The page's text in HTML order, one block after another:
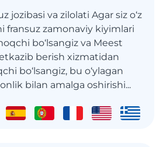
jozibasi va zilolati Agar siz o‘z
fransuz zamonaviy kiyimlari
bo‘lsangiz va Meest
berish xizmatidan
bo‘lsangiz, bu o‘ylagan
bilan amalga oshirishi...